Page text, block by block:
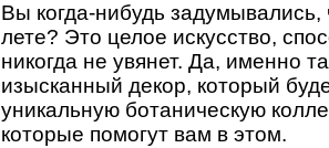
Вы когда-нибудь
лете? Это целое искусство,
никогда не увянет. Да, именно
изысканный декор, который
уникальную ботаническую
которые помогут вам в этом.